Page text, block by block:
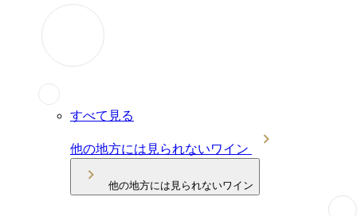
すべて見る
他の地方には見られないワイン
他の地方には見られないワイン